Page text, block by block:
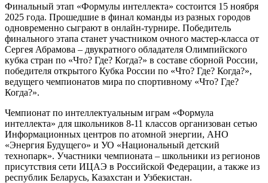
Финальный этап «Формулы интеллекта» состоится 15 ноября
2025 года. Прошедшие в финал команды из разных городов
одновременно сыграют в онлайн-турнире. Победитель
финального этапа станет участником очного мастер-класса от
Сергея Абрамова – двукратного обладателя Олимпийского
кубка стран по «Что? Где? Когда?» в составе сборной России,
победителя открытого Кубка России по «Что? Где? Когда?»,
ведущего чемпионатов мира по спортивному «Что? Где?
Когда?».
Чемпионат по интеллектуальным играм «Формула
интеллекта» для школьников 8-11 классов организован сетью
Информационных центров по атомной энергии, АНО
«Энергия Будущего» и УО «Национальный детский
технопарк». Участники чемпионата – школьники из регионов
присутствия сети ИЦАЭ в Российской Федерации, а также из
республик Беларусь, Казахстан и Узбекистан.